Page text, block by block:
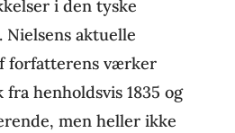
i den tyske
aktuelle
forfatterens værker
fra henholdsvis 1835 og
men heller ikke